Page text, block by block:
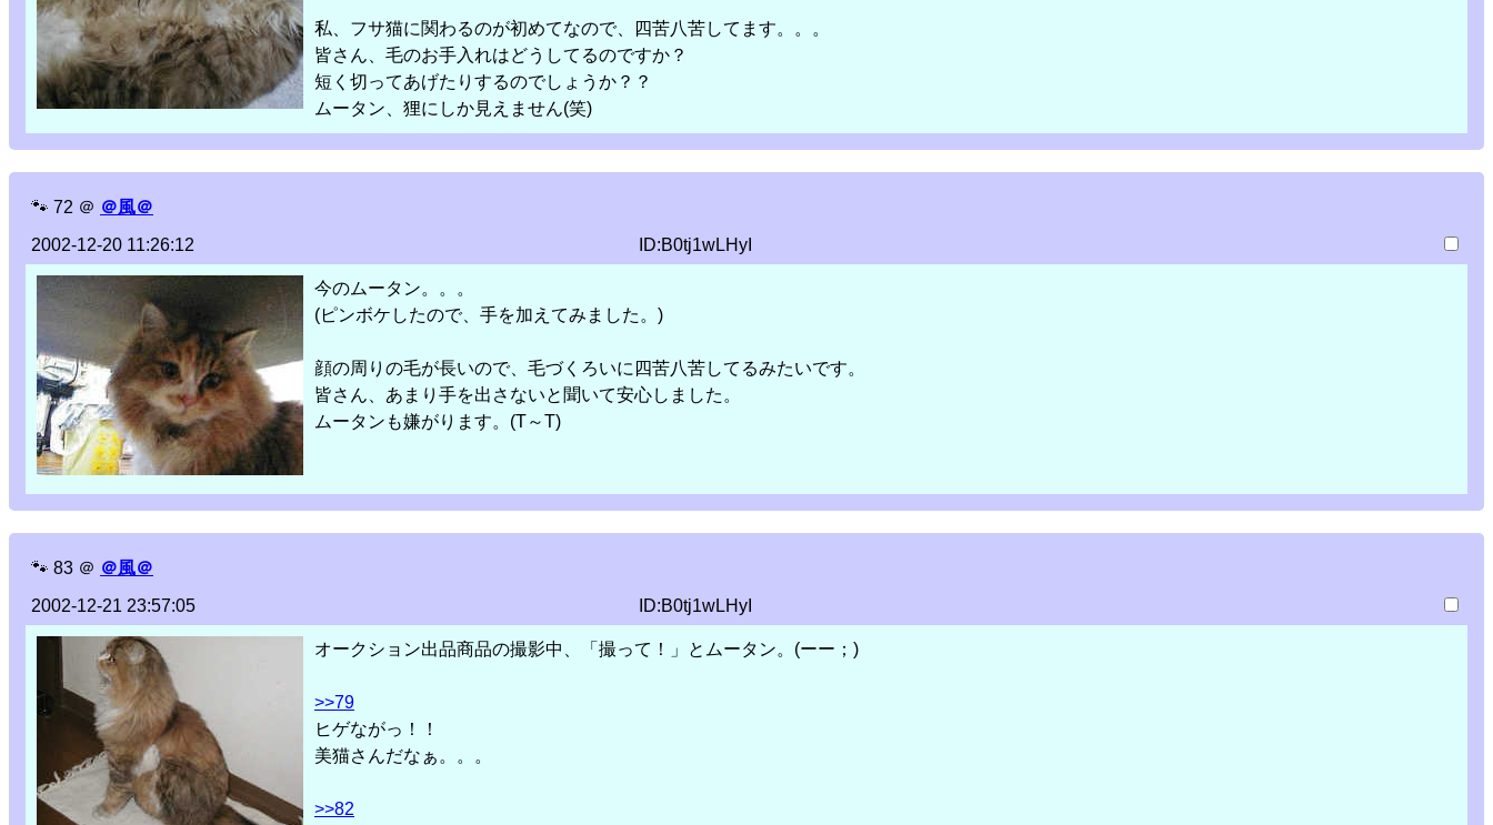
私、フサ猫に関わるのが初めてなので、四苦八苦してます。。。
皆さん、毛のお手入れはどうしてるのですか？
短く切ってあげたりするのでしょうか？？
ムータン、狸にしか見えません(笑)
🐾 72 ＠ ＠風＠
2002-12-20 11:26:12
ID:B0tj1wLHyI
今のムータン。。。
(ピンボケしたので、手を加えてみました。)
顔の周りの毛が長いので、毛づくろいに四苦八苦してるみたいです。
皆さん、あまり手を出さないと聞いて安心しました。
ムータンも嫌がります。(T～T)
🐾 83 ＠ ＠風＠
2002-12-21 23:57:05
ID:B0tj1wLHyI
オークション出品商品の撮影中、「撮って！」とムータン。(ーー；)
>>79
ヒゲながっ！！
美猫さんだなぁ。。。
>>82